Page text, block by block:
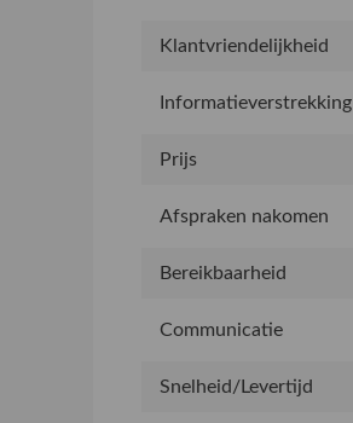
Klantvriendelijkheid
Informatieverstrekking
Prijs
Afspraken nakomen
Bereikbaarheid
Communicatie
Snelheid/Levertijd